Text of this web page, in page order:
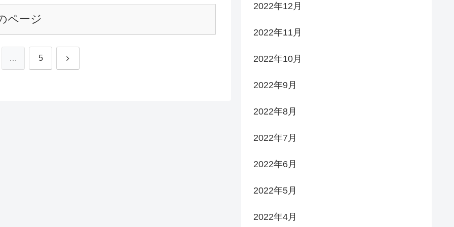
ページ
… 5 次
2022年12月
2022年11月
2022年10月
2022年9月
2022年8月
2022年7月
2022年6月
2022年5月
2022年4月